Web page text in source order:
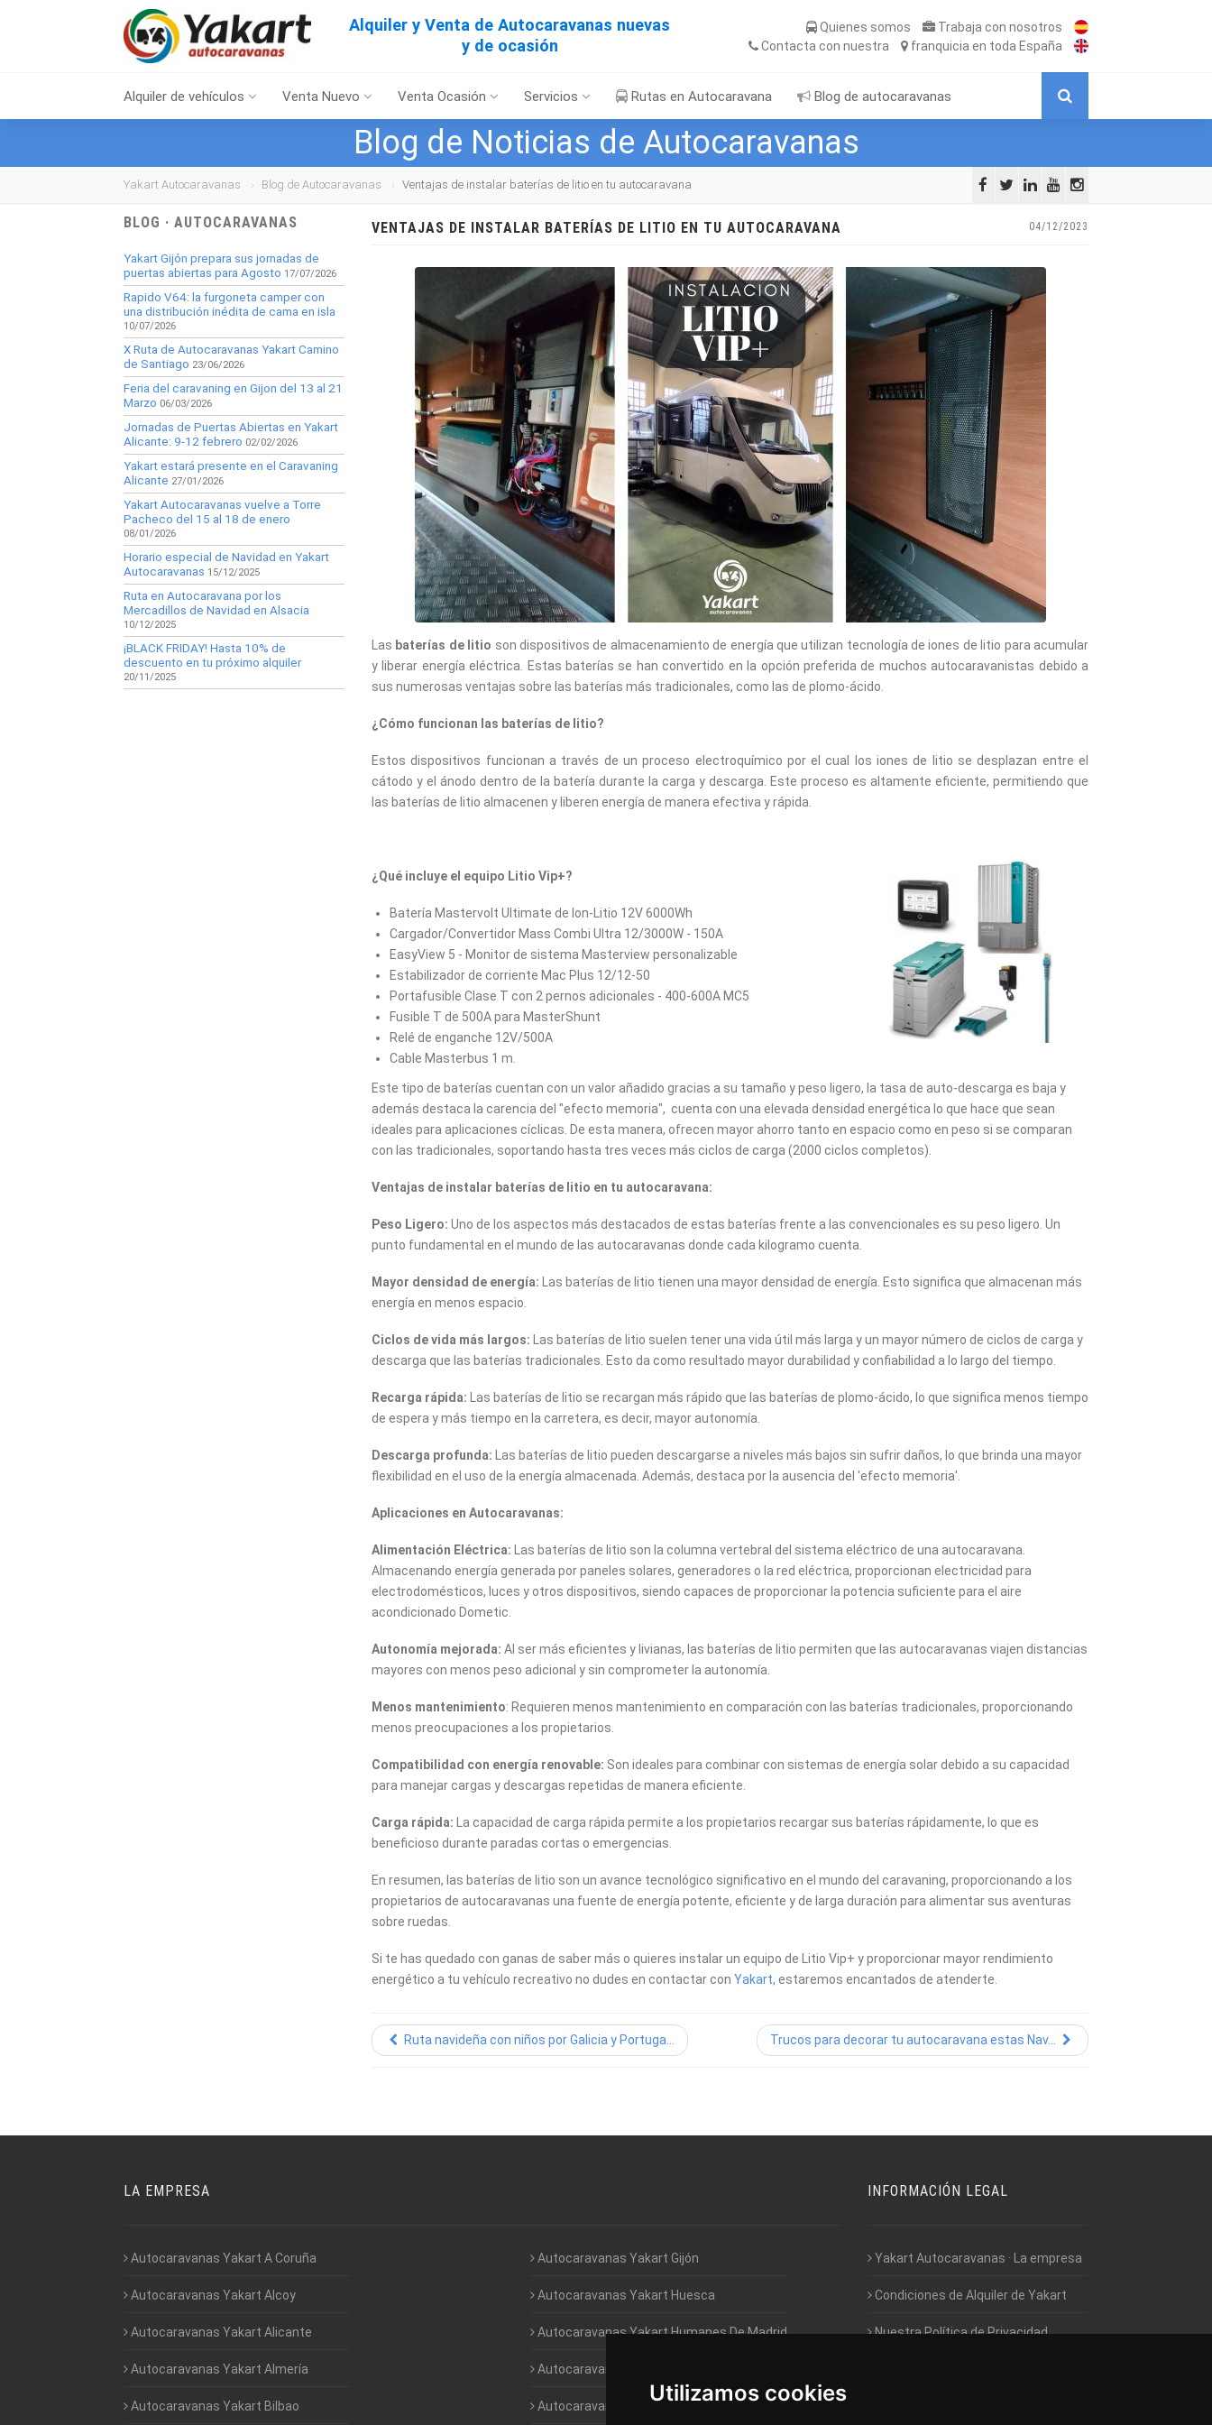
Utilizamos cookies
Alquiler y Venta de Autocaravanas nuevas
y de ocasión
Quienes somos Trabaja con nosotros
Contacta con nuestra franquicia en toda España
Alquiler de vehículos Venta Nuevo Venta Ocasión Servicios Rutas en Autocaravana Blog de autocaravanas
Blog de Noticias de Autocaravanas
Yakart Autocaravanas Blog de Autocaravanas Ventajas de instalar baterías de litio en tu autocaravana
BLOG · AUTOCARAVANAS
Yakart Gijón prepara sus jornadas de
puertas abiertas para Agosto 17/07/2026
Rapido V64: la furgoneta camper con
una distribución inédita de cama en isla
10/07/2026
X Ruta de Autocaravanas Yakart Camino
de Santiago 23/06/2026
Feria del caravaning en Gijon del 13 al 21
Marzo 06/03/2026
Jornadas de Puertas Abiertas en Yakart
Alicante: 9-12 febrero 02/02/2026
Yakart estará presente en el Caravaning
Alicante 27/01/2026
Yakart Autocaravanas vuelve a Torre
Pacheco del 15 al 18 de enero
08/01/2026
Horario especial de Navidad en Yakart
Autocaravanas 15/12/2025
Ruta en Autocaravana por los
Mercadillos de Navidad en Alsacia
10/12/2025
¡BLACK FRIDAY! Hasta 10% de
descuento en tu próximo alquiler
20/11/2025
VENTAJAS DE INSTALAR BATERÍAS DE LITIO EN TU AUTOCARAVANA 04/12/2023
Las baterías de litio son dispositivos de almacenamiento de energía que utilizan tecnología de iones de litio para acumular
y liberar energía eléctrica. Estas baterías se han convertido en la opción preferida de muchos autocaravanistas debido a
sus numerosas ventajas sobre las baterías más tradicionales, como las de plomo-ácido.
¿Cómo funcionan las baterías de litio?
Estos dispositivos funcionan a través de un proceso electroquímico por el cual los iones de litio se desplazan entre el
cátodo y el ánodo dentro de la batería durante la carga y descarga. Este proceso es altamente eficiente, permitiendo que
las baterías de litio almacenen y liberen energía de manera efectiva y rápida.
¿Qué incluye el equipo Litio Vip+?
Batería Mastervolt Ultimate de Ion-Litio 12V 6000Wh
Cargador/Convertidor Mass Combi Ultra 12/3000W - 150A
EasyView 5 - Monitor de sistema Masterview personalizable
Estabilizador de corriente Mac Plus 12/12-50
Portafusible Clase T con 2 pernos adicionales - 400-600A MC5
Fusible T de 500A para MasterShunt
Relé de enganche 12V/500A
Cable Masterbus 1 m.
Este tipo de baterías cuentan con un valor añadido gracias a su tamaño y peso ligero, la tasa de auto-descarga es baja y
además destaca la carencia del "efecto memoria", cuenta con una elevada densidad energética lo que hace que sean
ideales para aplicaciones cíclicas. De esta manera, ofrecen mayor ahorro tanto en espacio como en peso si se comparan
con las tradicionales, soportando hasta tres veces más ciclos de carga (2000 ciclos completos).
Ventajas de instalar baterías de litio en tu autocaravana:
Peso Ligero: Uno de los aspectos más destacados de estas baterías frente a las convencionales es su peso ligero. Un
punto fundamental en el mundo de las autocaravanas donde cada kilogramo cuenta.
Mayor densidad de energía: Las baterías de litio tienen una mayor densidad de energía. Esto significa que almacenan más
energía en menos espacio.
Ciclos de vida más largos: Las baterías de litio suelen tener una vida útil más larga y un mayor número de ciclos de carga y
descarga que las baterías tradicionales. Esto da como resultado mayor durabilidad y confiabilidad a lo largo del tiempo.
Recarga rápida: Las baterías de litio se recargan más rápido que las baterías de plomo-ácido, lo que significa menos tiempo
de espera y más tiempo en la carretera, es decir, mayor autonomía.
Descarga profunda: Las baterías de litio pueden descargarse a niveles más bajos sin sufrir daños, lo que brinda una mayor
flexibilidad en el uso de la energía almacenada. Además, destaca por la ausencia del 'efecto memoria'.
Aplicaciones en Autocaravanas:
Alimentación Eléctrica: Las baterías de litio son la columna vertebral del sistema eléctrico de una autocaravana.
Almacenando energía generada por paneles solares, generadores o la red eléctrica, proporcionan electricidad para
electrodomésticos, luces y otros dispositivos, siendo capaces de proporcionar la potencia suficiente para el aire
acondicionado Dometic.
Autonomía mejorada: Al ser más eficientes y livianas, las baterías de litio permiten que las autocaravanas viajen distancias
mayores con menos peso adicional y sin comprometer la autonomía.
Menos mantenimiento: Requieren menos mantenimiento en comparación con las baterías tradicionales, proporcionando
menos preocupaciones a los propietarios.
Compatibilidad con energía renovable: Son ideales para combinar con sistemas de energía solar debido a su capacidad
para manejar cargas y descargas repetidas de manera eficiente.
Carga rápida: La capacidad de carga rápida permite a los propietarios recargar sus baterías rápidamente, lo que es
beneficioso durante paradas cortas o emergencias.
En resumen, las baterías de litio son un avance tecnológico significativo en el mundo del caravaning, proporcionando a los
propietarios de autocaravanas una fuente de energía potente, eficiente y de larga duración para alimentar sus aventuras
sobre ruedas.
Si te has quedado con ganas de saber más o quieres instalar un equipo de Litio Vip+ y proporcionar mayor rendimiento
energético a tu vehículo recreativo no dudes en contactar con Yakart, estaremos encantados de atenderte.
Ruta navideña con niños por Galicia y Portuga... Trucos para decorar tu autocaravana estas Nav...
LA EMPRESA
Autocaravanas Yakart A Coruña
Autocaravanas Yakart Alcoy
Autocaravanas Yakart Alicante
Autocaravanas Yakart Almería
Autocaravanas Yakart Bilbao
Autocaravanas Yakart Gijón
Autocaravanas Yakart Huesca
Autocaravanas Yakart Humanes De Madrid
Autocaravanas Yakart Jaén
Autocaravanas Yakart Lugo
INFORMACIÓN LEGAL
Yakart Autocaravanas · La empresa
Condiciones de Alquiler de Yakart
Nuestra Política de Privacidad